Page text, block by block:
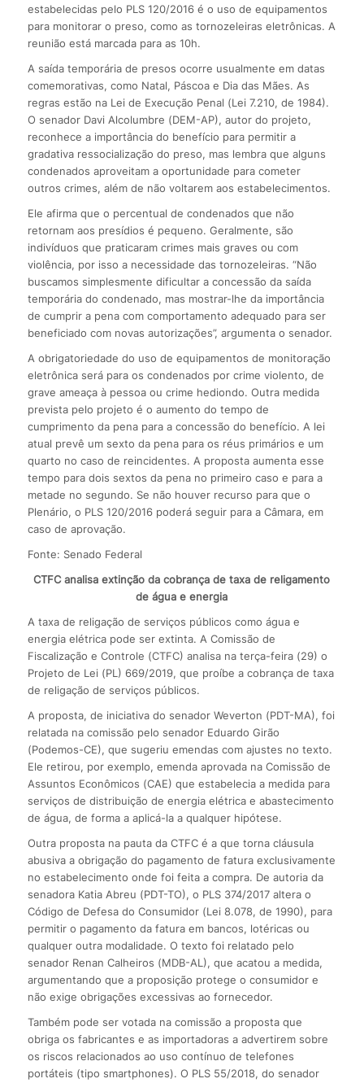
estabelecidas pelo PLS 120/2016 é o uso de equipamentos
para monitorar o preso, como as tornozeleiras eletrônicas. A
reunião está marcada para as 10h.
A saída temporária de presos ocorre usualmente em datas
comemorativas, como Natal, Páscoa e Dia das Mães. As
regras estão na Lei de Execução Penal (Lei 7.210, de 1984).
O senador Davi Alcolumbre (DEM-AP), autor do projeto,
reconhece a importância do benefício para permitir a
gradativa ressocialização do preso, mas lembra que alguns
condenados aproveitam a oportunidade para cometer
outros crimes, além de não voltarem aos estabelecimentos.
Ele afirma que o percentual de condenados que não
retornam aos presídios é pequeno. Geralmente, são
indivíduos que praticaram crimes mais graves ou com
violência, por isso a necessidade das tornozeleiras. “Não
buscamos simplesmente dificultar a concessão da saída
temporária do condenado, mas mostrar-lhe da importância
de cumprir a pena com comportamento adequado para ser
beneficiado com novas autorizações”, argumenta o senador.
A obrigatoriedade do uso de equipamentos de monitoração
eletrônica será para os condenados por crime violento, de
grave ameaça à pessoa ou crime hediondo. Outra medida
prevista pelo projeto é o aumento do tempo de
cumprimento da pena para a concessão do benefício. A lei
atual prevê um sexto da pena para os réus primários e um
quarto no caso de reincidentes. A proposta aumenta esse
tempo para dois sextos da pena no primeiro caso e para a
metade no segundo. Se não houver recurso para que o
Plenário, o PLS 120/2016 poderá seguir para a Câmara, em
caso de aprovação.
Fonte: Senado Federal
CTFC analisa extinção da cobrança de taxa de religamento
de água e energia
A taxa de religação de serviços públicos como água e
energia elétrica pode ser extinta. A Comissão de
Fiscalização e Controle (CTFC) analisa na terça-feira (29) o
Projeto de Lei (PL) 669/2019, que proíbe a cobrança de taxa
de religação de serviços públicos.
A proposta, de iniciativa do senador Weverton (PDT-MA), foi
relatada na comissão pelo senador Eduardo Girão
(Podemos-CE), que sugeriu emendas com ajustes no texto.
Ele retirou, por exemplo, emenda aprovada na Comissão de
Assuntos Econômicos (CAE) que estabelecia a medida para
serviços de distribuição de energia elétrica e abastecimento
de água, de forma a aplicá-la a qualquer hipótese.
Outra proposta na pauta da CTFC é a que torna cláusula
abusiva a obrigação do pagamento de fatura exclusivamente
no estabelecimento onde foi feita a compra. De autoria da
senadora Katia Abreu (PDT-TO), o PLS 374/2017 altera o
Código de Defesa do Consumidor (Lei 8.078, de 1990), para
permitir o pagamento da fatura em bancos, lotéricas ou
qualquer outra modalidade. O texto foi relatado pelo
senador Renan Calheiros (MDB-AL), que acatou a medida,
argumentando que a proposição protege o consumidor e
não exige obrigações excessivas ao fornecedor.
Também pode ser votada na comissão a proposta que
obriga os fabricantes e as importadoras a advertirem sobre
os riscos relacionados ao uso contínuo de telefones
portáteis (tipo smartphones). O PLS 55/2018, do senador